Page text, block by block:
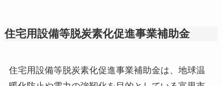
住宅用設備等脱炭素化促進事業補助金
住宅用設備等脱炭素化促進事業補助金は、地球温